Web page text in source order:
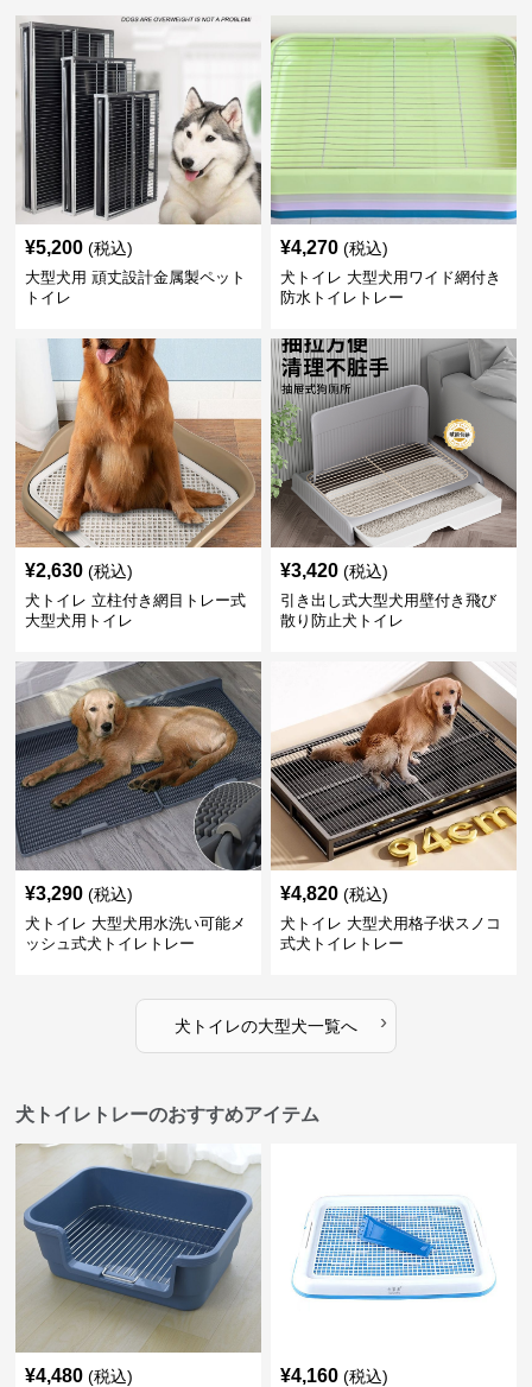
¥5,200 (税込)
大型犬用 頑丈設計金属製ペット
トイレ
¥4,270 (税込)
犬トイレ 大型犬用ワイド網付き
防水トイレトレー
¥2,630 (税込)
犬トイレ 立柱付き網目トレー式
大型犬用トイレ
¥3,420 (税込)
引き出し式大型犬用壁付き飛び
散り防止犬トイレ
¥3,290 (税込)
犬トイレ 大型犬用水洗い可能メ
ッシュ式犬トイレトレー
¥4,820 (税込)
犬トイレ 大型犬用格子状スノコ
式犬トイレトレー
犬トイレの大型犬一覧へ ›
犬トイレトレーのおすすめアイテム
¥4,480 (税込) ¥4,160 (税込)